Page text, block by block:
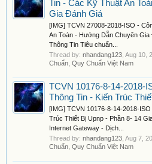
Tin - Các Kỹ Thuật An
Gia Đánh Giá
[IMG] TCVN 27008-2018-ISO -
An Toàn - Hướng Dẫn Chuyên Gia
Thông Tin Tiêu chuẩn...
Thread by: nhandang123 Aug 10,
Chuẩn, Quy Chuẩn Việt Nam
TCVN 10176-8-14-2018-
Thông Tin - Kiến Trúc
[IMG] TCVN 10176-8-14-2018-
Trúc Thiết Bị Upnp - Phần 8- 14
Internet Gateway - Dịch...
Thread by: nhandang123 Aug 7,
Chuẩn, Quy Chuẩn Việt Nam